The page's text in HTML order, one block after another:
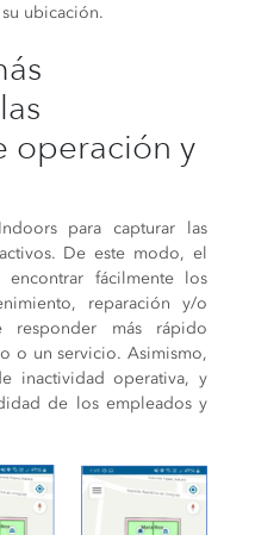
ubicación.
operación y
para capturar las
De este modo, el
fácilmente los
reparación y/o
responder más rápido
o un servicio. Asimismo,
inactividad operativa, y
de los empleados y